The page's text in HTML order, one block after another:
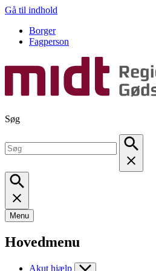
Gå til indhold
Borger
Fagperson
Søg
Menu
Hovedmenu
Akut hjælp